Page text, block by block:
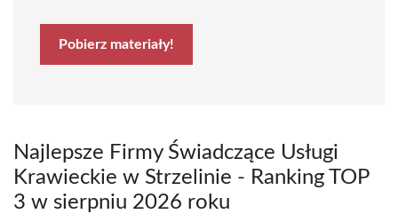
Pobierz materiały!
Najlepsze Firmy Świadczące Usługi
Krawieckie w Strzelinie - Ranking TOP
3 w sierpniu 2026 roku